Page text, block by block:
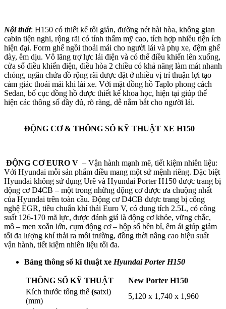
Nội thất: H150 có thiết kế tối giản, đường nét hài hòa, không gian
cabin tiện nghi, rộng rãi có tính thẩm mỹ cao, tích hợp nhiều tiện ích
hiện đại. Form ghế ngồi thoải mái cho người lái và phụ xe, đệm ghế
dày, êm dịu. Vô lăng trợ lực lái điện và có thể điều khiển lên xuống,
cửa sổ điều khiển điện, điều hòa 2 chiều có khả năng làm mát nhanh
chóng, ngăn chứa đồ rộng rãi được đặt ở nhiều vị trí thuận lợi tạo
cảm giác thoải mái khi lái xe. Với mặt đồng hồ Taplo phong cách
Sedan, bố cục đồng hồ được thiết kế khoa học, hiện tại giúp thể
hiện các thông số đầy đủ, rõ ràng, dễ nắm bắt cho người lái.
ĐỘNG CƠ & THÔNG SỐ KỸ THUẬT XE H150
ĐỘNG CƠ EURO V – Vận hành mạnh mẽ, tiết kiệm nhiên liệu:
Với Hyundai mỗi sản phẩm điều mang một sứ mệnh riêng. Đặc biệt
Hyundai không sử dụng Urê và Hyundai Porter H150 được trang bị
động cơ D4CB – một trong những động cơ được ưa chuộng nhất
của Hyundai trên toàn cầu. Động cơ D4CB được trang bị công
nghệ EGR, tiêu chuẩn khí thải Euro V, có dung tích 2.5L, có công
suất 126-170 mã lực, được đánh giá là động cơ khỏe, vững chắc,
mô – men xoắn lớn, cụm động cơ – hộp số bền bỉ, êm ái giúp giảm
tối đa lượng khí thải ra môi trường, đồng thời nâng cao hiệu suất
vận hành, tiết kiệm nhiên liệu tối đa.
Bảng thông số kĩ thuật xe Hyundai Porter H150
THÔNG SỐ KỸ THUẬT
New Porter H150
Kích thước tổng thể (satxi)
(mm)
5,120 x 1,740 x 1,960